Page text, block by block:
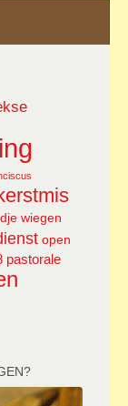
wiegen
open
pastorale